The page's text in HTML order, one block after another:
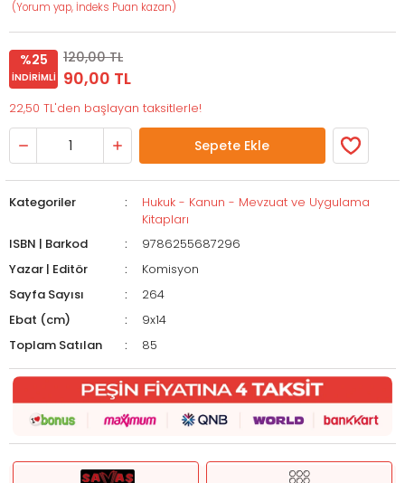
(Yorum yap, İndeks Puan kazan)
%25
İNDIRIMLI
120,00 TL
90,00 TL
22,50 TL'den başlayan taksitlerle!
Sepete Ekle
Kategoriler
Hukuk - Kanun - Mevzuat ve Uygulama
Kitapları
ISBN | Barkod
9786255687296
Yazar | Editör
Komisyon
Sayfa Sayısı
264
Ebat (cm)
9x14
Toplam Satılan
85